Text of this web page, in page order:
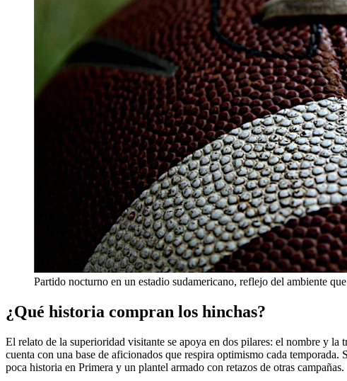
Partido nocturno en un estadio sudamericano, reflejo del ambiente
¿Qué historia compran los hinchas?
El relato de la superioridad visitante se apoya en dos pilares: el nombre y
cuenta con una base de aficionados que respira optimismo cada
poca historia en Primera y un plantel armado con retazos de otras campañas.